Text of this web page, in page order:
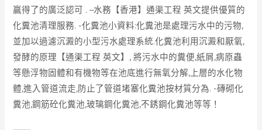
贏得了的廣泛認可 . –水務【香港】通渠工程 英文提供優質的
化糞池清理服務. -化糞池小資料:化糞池是處理污水中的污物,
並加以過濾沉澱的小型污水處理系統.化糞池利用沉澱和厭氧,
發酵的原理【通渠工程 英文】, 將污水中的糞便,紙屑,病原蟲
等懸浮物固體和有機物等在池底進行無氧分解,上層的水化物
體,進入管道流走,防止了管道堵塞化糞池按材質分為. -磚砌化
糞池,鋼筋砼化糞池,玻璃鋼化糞池,不銹鋼化糞池等等！